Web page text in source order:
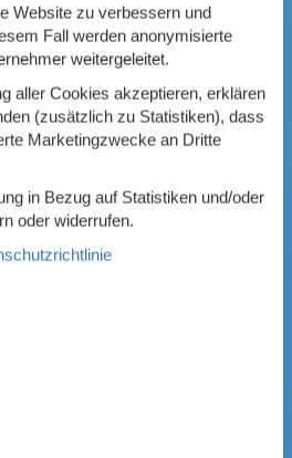
Website zu verbessern und
Fall werden anonymisierte
weitergeleitet.
aller Cookies akzeptieren, erklären
(zusätzlich zu Statistiken), dass
Marketingzwecke an Dritte
in Bezug auf Statistiken und/oder
oder widerrufen.